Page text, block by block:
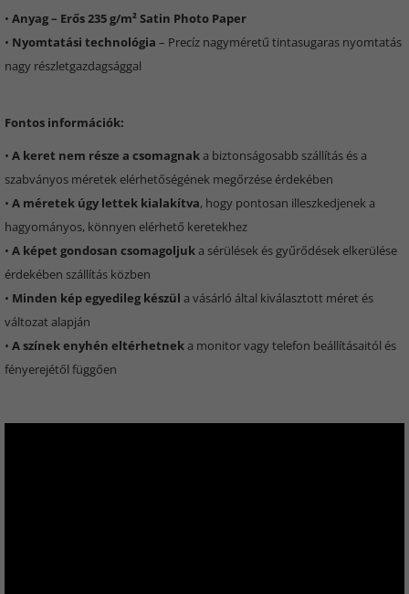
• Anyag – Erős 235 g/m² Satin Photo Paper
• Nyomtatási technológia – Precíz nagyméretű tintasugaras nyomtatás
nagy részletgazdagsággal
Fontos információk:
• A keret nem része a csomagnaka biztonságosabb szállítás és a
szabványos méretek elérhetőségének megőrzése érdekében
• A méretek úgy lettek kialakítva, hogy pontosan illeszkedjenek a
hagyományos, könnyen elérhető keretekhez
• A képet gondosan csomagoljuka sérülések és gyűrődések elkerülése
érdekében szállítás közben
• Minden kép egyedileg készül a vásárló által kiválasztott méret és
változat alapján
• A színek enyhén eltérhetneka monitor vagy telefon beállításaitól és
fényerejétől függően